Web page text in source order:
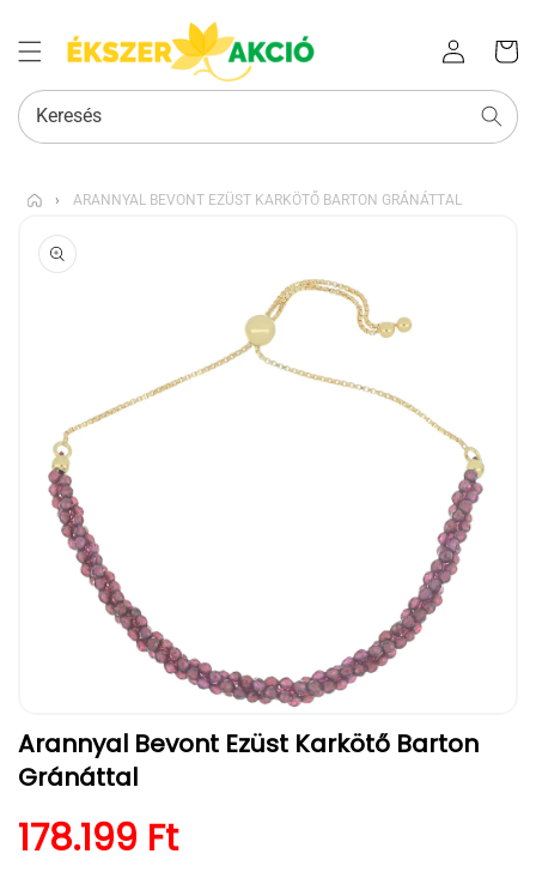
Bejelentkezés
kosara
Keresés
› ARANNYAL BEVONT EZÜST KARKÖTŐ BARTON GRÁNÁTTAL
UGRÁS A
TERMÉKADATOKRA
médiafájl
megnyitása
a
Arannyal Bevont Ezüst Karkötő Barton
Gránáttal
Normál ár
178.199 Ft